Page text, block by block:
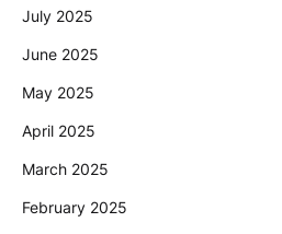
July 2025
June 2025
May 2025
April 2025
March 2025
February 2025